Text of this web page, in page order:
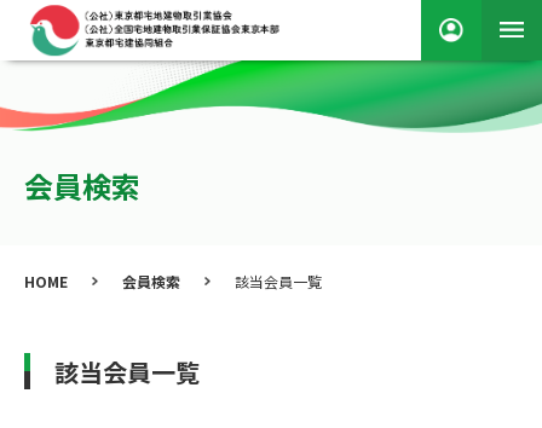
会員検索
HOME 会員検索 該当会員一覧
該当会員一覧